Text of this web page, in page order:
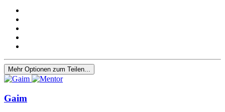
Mehr Optionen zum Teilen...
Gaim